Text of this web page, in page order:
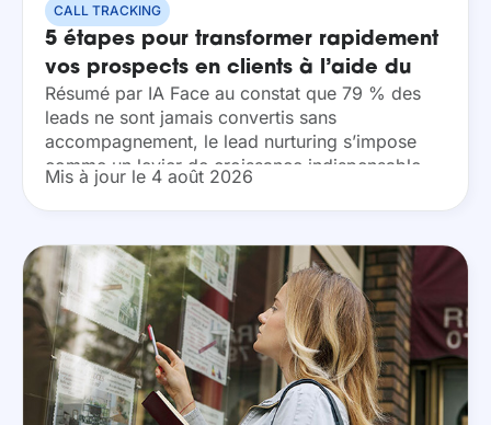
CALL TRACKING
5 étapes pour transformer rapidement
vos prospects en clients à l’aide du
lead nurturing
Résumé par IA Face au constat que 79 % des
leads ne sont jamais convertis sans
accompagnement, le lead nurturing s’impose
comme un levier de croissance indispensable.
En automatisant la diffusion de contenus
personnalisés et en...
Mis à jour le 4 août 2026